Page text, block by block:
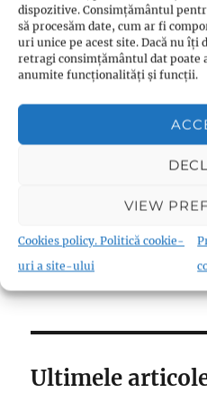
dispozitive. Consimțământul
să procesăm date, cum ar fi
uri unice pe acest site. Dacă nu îți
retragi consimțământul dat poate
anumite funcționalități și funcții.
VIEW
Cookies policy. Politică cookie-
uri a site-ului
Înscrie-te în
CONTACT
Ultimele